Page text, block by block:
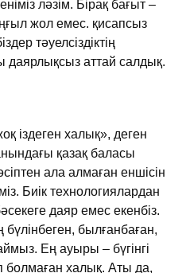
ләзiм. Бiрақ бағыт –
жол емес. қисапсыз
тәуелсiздiктiң
аттай салдық.
iздеген халық», деген
қазақ баласы
ала алмаған еншiсiн
Биiк технологиялардан
даяр емес екенбiз.
былғанбаған,
Ең ауыры – бүгiнгi
болмаған халық. Аты да,